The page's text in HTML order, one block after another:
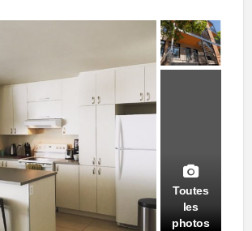
Toutes
les
photos